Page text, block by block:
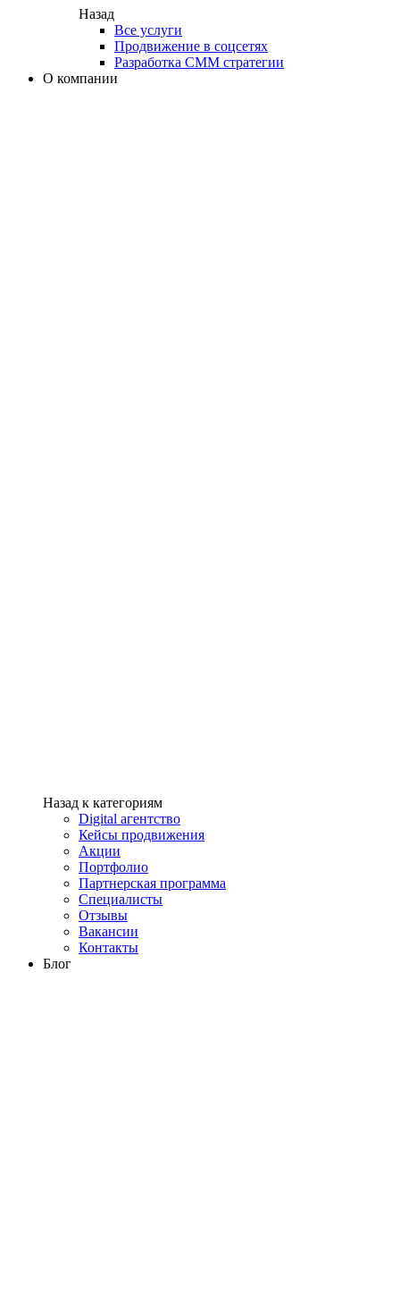
Назад
Все услуги
Продвижение в соцсетях
Разработка СММ стратегии
О компании
Назад к категориям
Digital агентство
Кейсы продвижения
Акции
Портфолио
Партнерская программа
Специалисты
Отзывы
Вакансии
Контакты
Блог